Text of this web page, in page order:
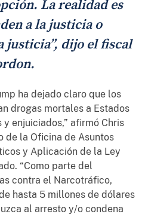
La realidad es
a la justicia o
justicia”, dijo el fiscal
ha dejado claro que los
drogas mortales a Estados
enjuiciados,” afirmó Chris
de la Oficina de Asuntos
y Aplicación de la Ley
“Como parte del
contra el Narcotráfico,
hasta 5 millones de dólares
al arresto y/o condena